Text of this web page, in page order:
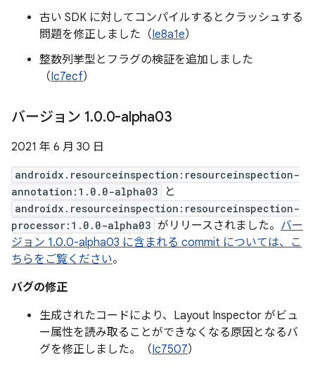
古い SDK に対してコンパイルするとクラッシュする
問題を修正しました（Ie8a1e）
整数列挙型とフラグの検証を追加しました
（Ic7ecf）
バージョン 1.0.0-alpha03
2021 年 6 月 30 日
androidx.resourceinspection:resourceinspection-
annotation:1.0.0-alpha03
と
androidx.resourceinspection:resourceinspection-
processor:1.0.0-alpha03 がリリースされました。 バー
ジョン 1.0.0-alpha03 に含まれる commit については、こ
ちらをご覧ください。
バグの修正
生成されたコードにより、Layout Inspector がビュ
ー属性を読み取ることができなくなる原因となるバ
グを修正しました。（Ic7507）